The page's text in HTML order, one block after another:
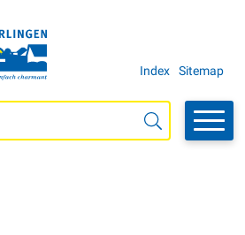
Index Sitemap
Suche starten